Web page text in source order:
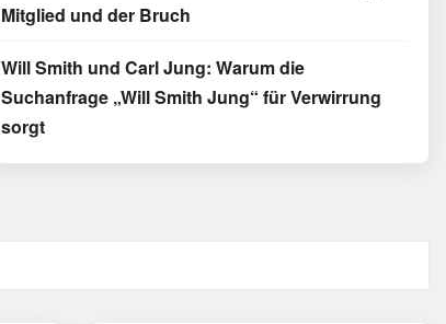
Mitglied und der Bruch
Will Smith und Carl Jung: Warum die
Suchanfrage „Will Smith Jung“ für Verwirrung
sorgt